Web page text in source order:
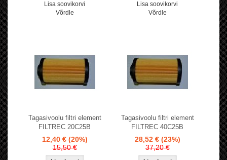
Lisa soovikorvi
Võrdle
Lisa soovikorvi
Võrdle
Tagasivoolu filtri element
FILTREC 20C25B
12,40 € (20%)
15,50 €
Tagasivoolu filtri element
FILTREC 40C25B
28,52 € (23%)
37,20 €